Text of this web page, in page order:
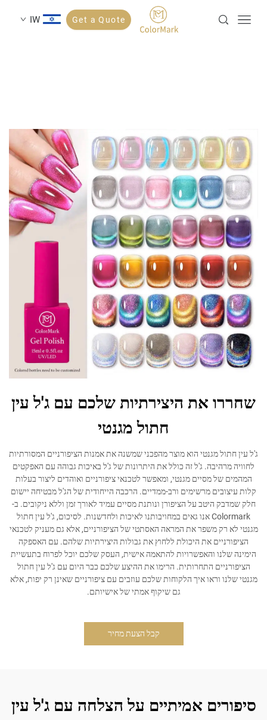
Get a Quote
IW
שחררו את היצירתיות שלכם עם ג'ל עין
חתול מגנטי
ג'ל עין חתול מגנטי הוא מוצר מהפכני שמשנה את אמנות הציפורניים המסורתיות
לחוויה מרהיבה. ג'ל זה כולל את היתרונות של ג'ל באיכות גבוהה עם האפקטים
המהמים של מסיים מגנטי, ומאפשר לטכנאי ציפורניים ואוהדים ליצור בעלות
קלות עיצובים מרשימים ורב-ממדיים. הרכבה הייחודית של הג'ל מבטיחה יישום
חלק שמדבק היטב על הציפורן ונותנת מסיים עמיד לאורך זמן וללא ניקובים. ב-
Colormark אנו גאים במחויבותנו לאיכות ולחדשנות. לסיכום, ג'ל עין חתול
מגנטי לא רק משפר את המראה האסתטי של הציפורניים, אלא גם מעניק לטכנאי
הציפורניים את היכולת ללחוץ את גבולות היצירתיות שלהם. עם האספקה
הימינה שלנו והאפשרויות להתאמה אישית, העסק שלכם יוכל לפרוח בתעשיית
הציפורניים התחרותית. הרימו את ההיצע שלכם כבר היום עם ג'ל עין חתול
מגנטי שלנו וראו איך הלקוחות שלכם עוזבים עם ציפורניים שאינן רק יפות, אלא
גם שיקוף אמתי של אישיותם.
קבל הצעת מחיר
סיפורים אמיתיים על הצלחה עם ג'ל עין